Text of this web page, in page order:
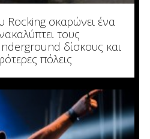
Rocking σκαρώνει ένα
τους
δίσκους και
πόλεις